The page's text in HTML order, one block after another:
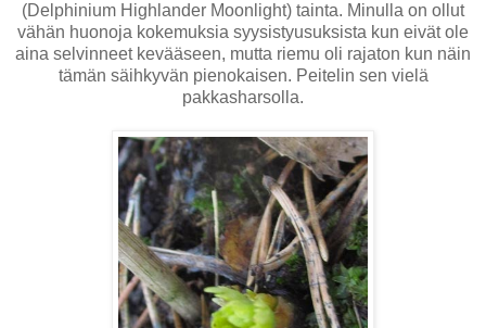
(Delphinium Highlander Moonlight) tainta. Minulla on ollut
vähän huonoja kokemuksia syysistyusuksista kun eivät ole
aina selvinneet kevääseen, mutta riemu oli rajaton kun näin
tämän säihkyvän pienokaisen. Peitelin sen vielä
pakkasharsolla.